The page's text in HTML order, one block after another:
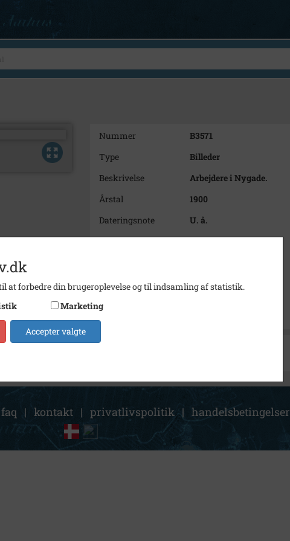
Nummer
B3571
Type
Billeder
Beskrivelse
Arbejdere i Nygade.
Årstal
1900
Dateringsnote
U. å.
Fotograf
Ukendt
Arkiv
Holbæk Stadsarkiv
faq | kontakt | privatlivspolitik | handelsbetingelser
at forbedre din brugeroplevelse og til indsamling af statistik.
Marketing
Accepter valgte